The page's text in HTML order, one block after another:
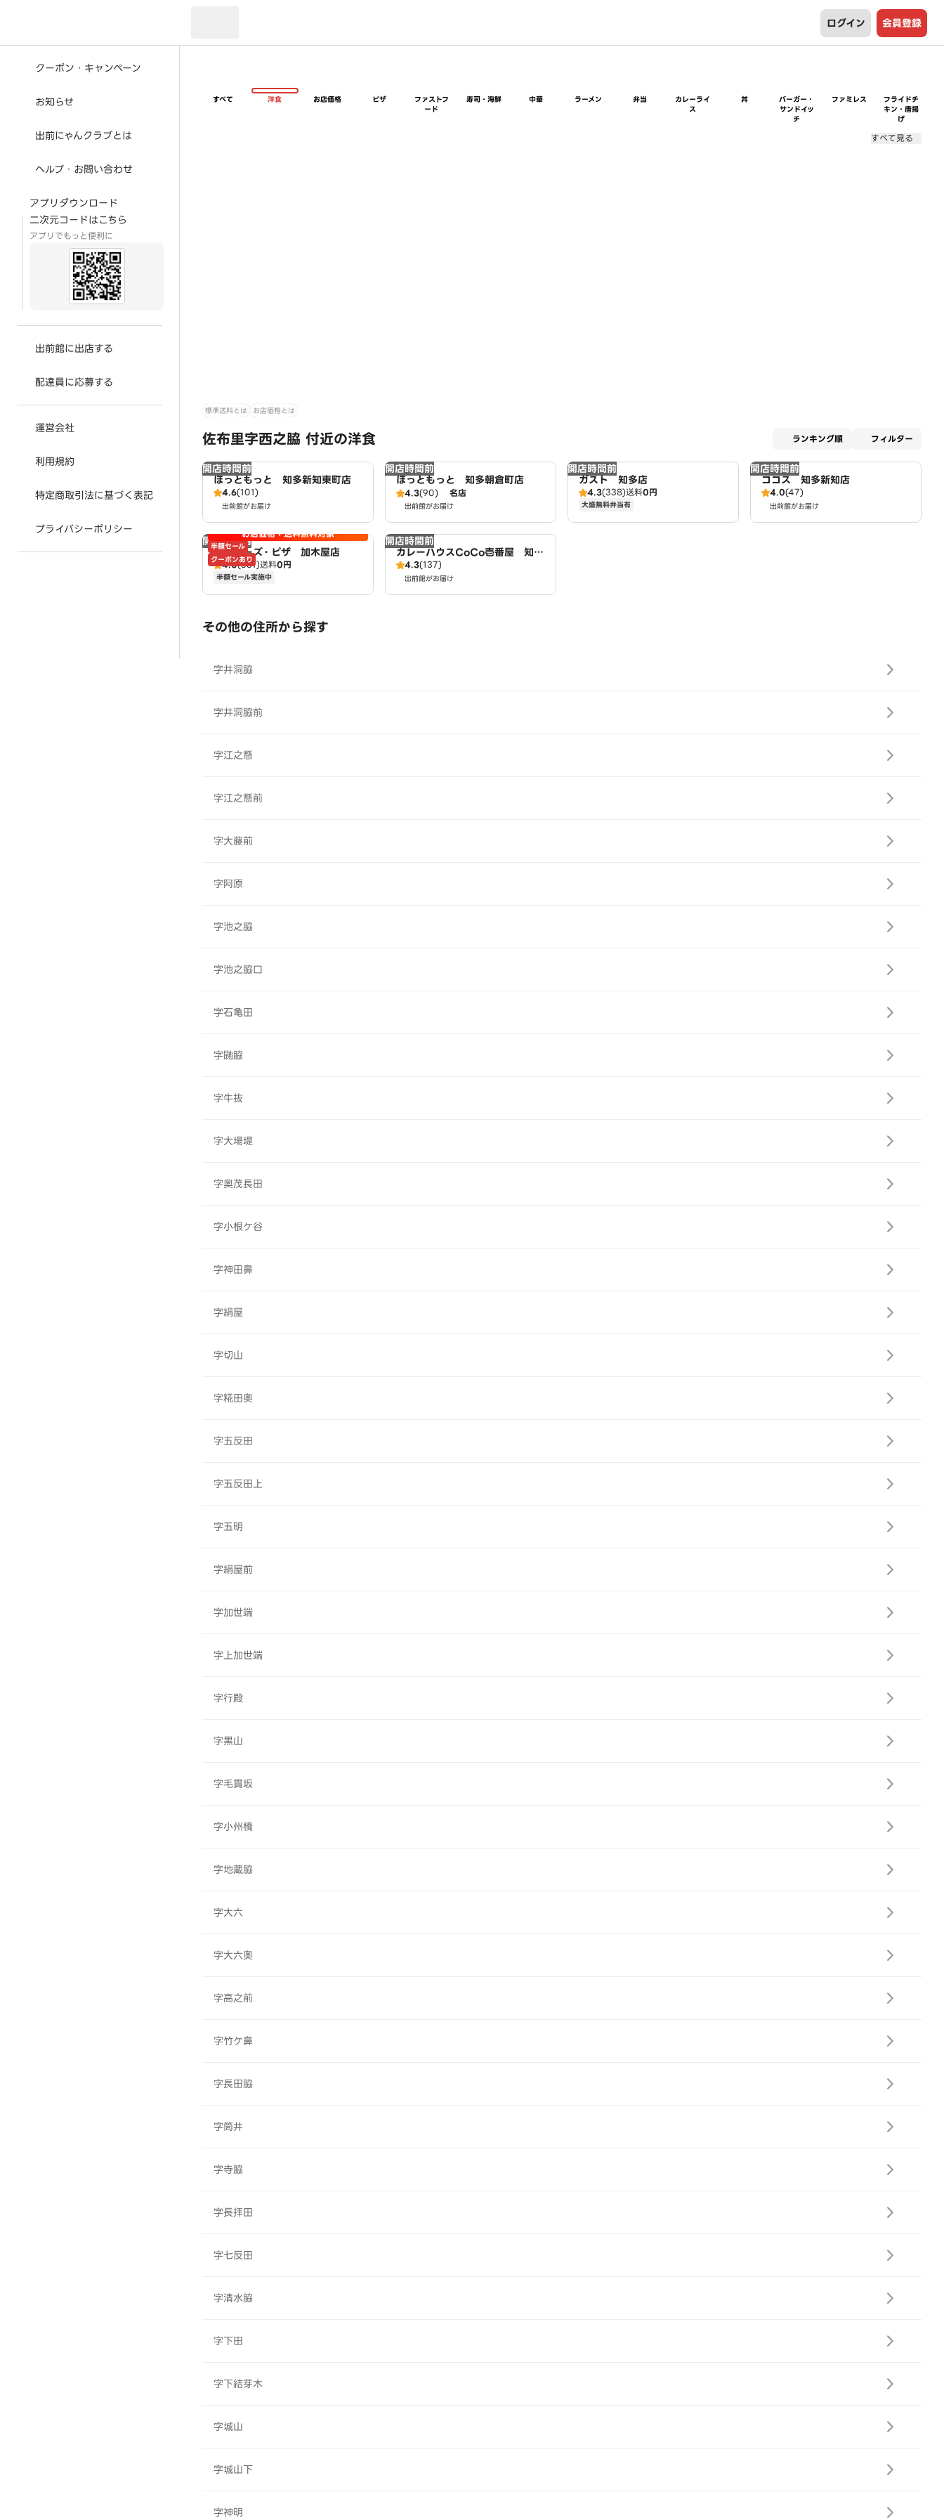
ログイン 会員登録
クーポン・キャンペーン
お知らせ
出前にゃんクラブとは
ヘルプ・お問い合わせ
アプリダウンロード
二次元コードはこちら
アプリでもっと便利に
出前館に出店する
配達員に応募する
運営会社
利用規約
特定商取引法に基づく表記
プライバシーポリシー
すべて 洋食 お店価格 ピザ
ファストフ
ード
寿司・海鮮 中華 ラーメン 弁当
カレーライ
ス
丼
バーガー・
サンドイッ
チ
ファミレス
フライドチ
キン・唐揚
げ
すべて見る
標準送料とは お店価格とは
佐布里字西之脇 付近の洋食 ランキング順 フィルター
開店時間前
ほっともっと 知多新知東町店
4.6(101)
出前館がお届け
開店時間前
ほっともっと 知多朝倉町店
4.3(90) 名店
出前館がお届け
開店時間前
ガスト 知多店
4.3(338)送料0円
大盛無料弁当有
開店時間前
ココス 知多新知店
4.0(47)
出前館がお届け
開店時間前
半額セール
クーポンあり
お店価格＋送料無料対象
アオキーズ・ピザ 加木屋店
4.0(361)送料0円
半額セール実施中
開店時間前
カレーハウスCoCo壱番屋 知多
新知店（SD）
4.3(137)
出前館がお届け
その他の住所から探す
字井洞脇
字井洞脇前
字江之懸
字江之懸前
字大藤前
字阿原
字池之脇
字池之脇口
字石亀田
字鼬脇
字牛抜
字大場堤
字奥茂長田
字小根ケ谷
字神田鼻
字絹屋
字切山
字糀田奥
字五反田
字五反田上
字五明
字絹屋前
字加世端
字上加世端
字行殿
字黒山
字毛貫坂
字小州橋
字地蔵脇
字大六
字大六奥
字高之前
字竹ケ鼻
字長田脇
字筒井
字寺脇
字長拝田
字七反田
字清水脇
字下田
字下結芽木
字城山
字城山下
字神明